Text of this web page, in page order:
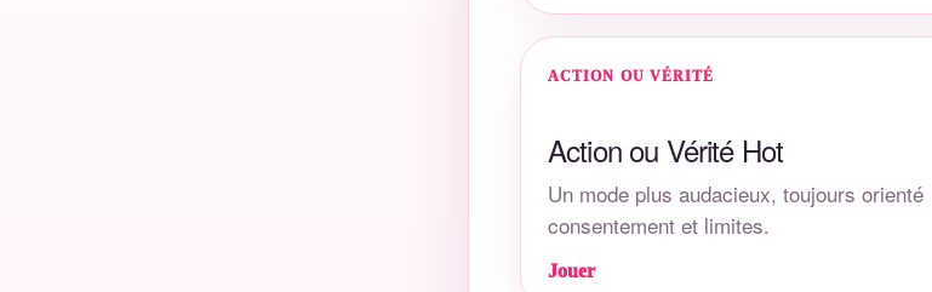
ACTION OU VÉRITÉ
Action ou Vérité Hot
Un mode plus audacieux, toujours orienté
consentement et limites.
Jouer